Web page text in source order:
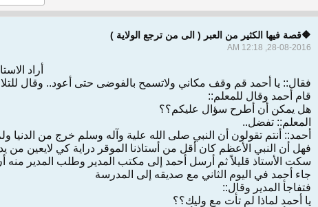
🔶قصة فيها الكثير من العبر ( الى من ترجع الولاية )
28-08-2016, 12:18 AM
أراد
فقال:: يا أحمد قم وقف مكاني ولاتسمح بالفوضى حتى أعود.. وقال
قام أحمد وقال للمعلم::
هل يمكن أن أطرح سؤال عليكم؟؟
المعلم:: تفضل..
أحمد:: أنتم تقولون أن النبي صلى الله علية وآله وسلم خرج من الدنيا
فهل أن النبي الأعظم كان أقل من أستاذنا الموقر دراية كي لايعين
سكت الأستاذ قليلاً ثم أرسل أحمد إلى مكتب المدير وطلب المدير منه
جاء أحمد في اليوم الثاني مع صديقه إلى المدرسة
فتفاجأ المدير وقال::
يا أحمد لماذا لم تأت مع وليك؟؟